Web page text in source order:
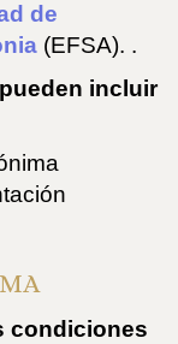
de
(EFSA). .
incluir
condiciones